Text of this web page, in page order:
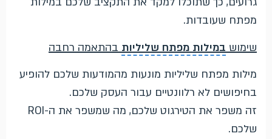
מפתח שעובדות.
שימוש במילות מפתח שליליות בהתאמה רחבה
מילות מפתח שליליות מונעות מהמודעות שלכם להופיע
בחיפושים לא רלוונטיים עבור העסק שלכם.
זה משפר את הטירגוט שלכם, מה שמשפר את ה-ROI
שלכם.